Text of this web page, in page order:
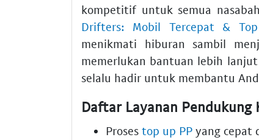
kompetitif untuk semua
Drifters: Mobil Tercepat &
menikmati hiburan sambil
memerlukan bantuan lebih
selalu hadir untuk membantu
Daftar Layanan Pendukung
Proses top up PP yang cepat